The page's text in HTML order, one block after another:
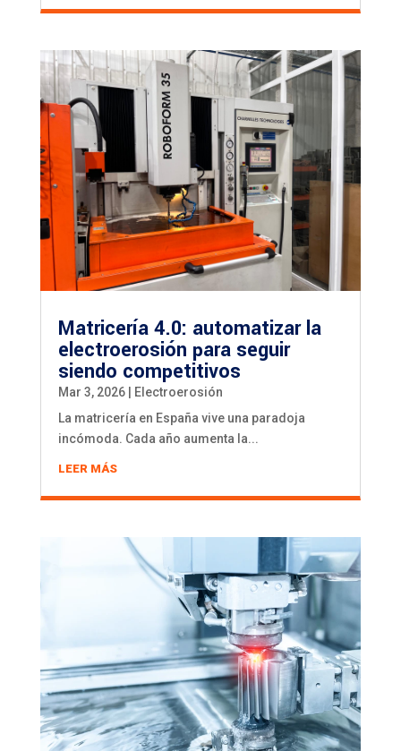
Matricería 4.0: automatizar la
electroerosión para seguir
siendo competitivos
Mar 3, 2026|
Electroerosión
La matricería en España vive una paradoja
incómoda. Cada año aumenta la...
LEER MÁS